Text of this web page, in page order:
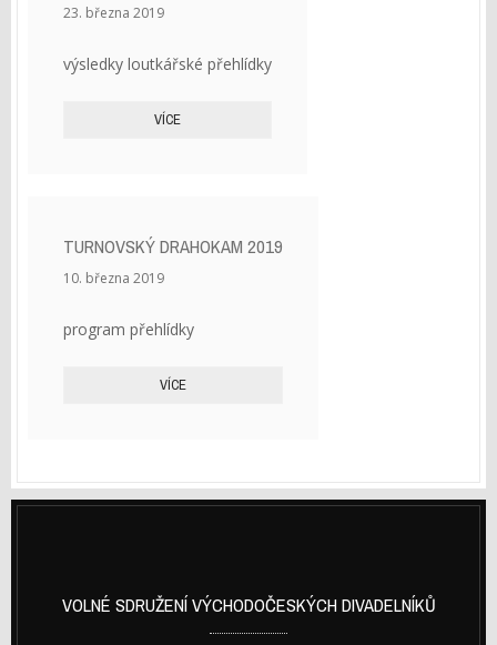
23. března 2019
výsledky loutkářské přehlídky
VÍCE
TURNOVSKÝ DRAHOKAM 2019
10. března 2019
program přehlídky
VÍCE
VOLNÉ SDRUŽENÍ VÝCHODOČESKÝCH DIVADELNÍKŮ